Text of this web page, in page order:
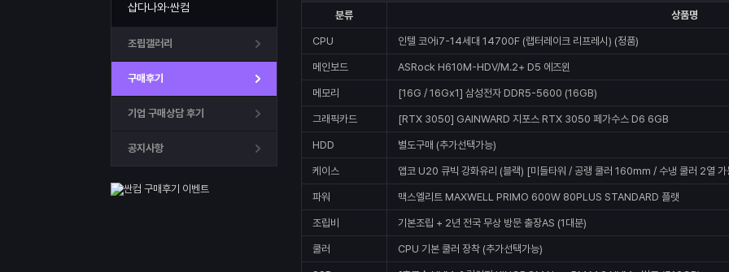
샵다나와·싼컴
조립갤러리
구매후기
기업 구매상담 후기
공지사항
분류 상품명
CPU 인텔 코어i7-14세대 14700F (랩터레이크 리프레시) (정품)
메인보드 ASRock H610M-HDV/M.2+ D5 에즈윈
메모리 [16G / 16Gx1] 삼성전자 DDR5-5600 (16GB)
그래픽카드 [RTX 3050] GAINWARD 지포스 RTX 3050 페가수스 D6 6GB
HDD 별도구매 (추가선택가능)
케이스 앱코 U20 큐빅 강화유리 (블랙) [미들타워 / 공랭 쿨러 160mm / 수냉 쿨러 2열 가
파워 맥스엘리트 MAXWELL PRIMO 600W 80PLUS STANDARD 플랫
조립비 기본조립 + 2년 전국 무상 방문 출장AS (1대분)
쿨러 CPU 기본 쿨러 장착 (추가선택가능)